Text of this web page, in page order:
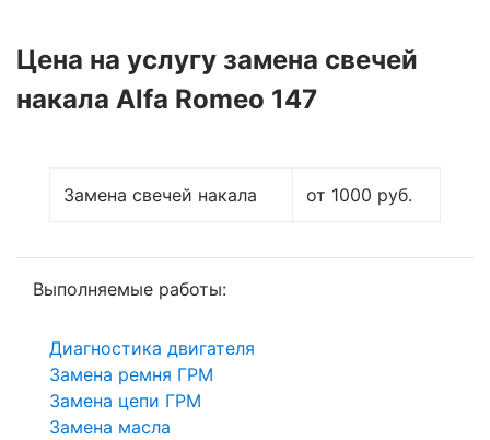
Цена на услугу замена свечей
накала Alfa Romeo 147
Замена свечей накала от 1000 руб.
Выполняемые работы:
Диагностика двигателя
Замена ремня ГРМ
Замена цепи ГРМ
Замена масла